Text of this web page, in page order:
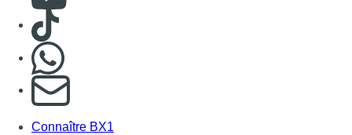
Consulter TikTok
S'abonner à notre newsletter
Connaître BX1